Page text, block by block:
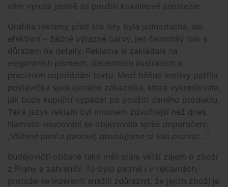
vám vyndal jedině za použití kokainové anestezie.
Grafika reklamy před sto lety byla jednoduchá, ale
efektivní – žádné výrazné barvy, jen černobílý tisk s
důrazem na detaily. Reklama si zakládala na
elegantních písmech, decentních ilustracích a
precizním uspořádání textu. Mezi běžné motivy patřila
postavička spokojeného zákazníka, která vykreslovala,
jak bude kupující vypadat po použití daného produktu.
Také jazyk reklam byl mnohem zdvořilejší než dnes.
Namísto vnucování se objevovala spíše doporučení:
„Vážené paní a pánové, dovolujeme si Vás pozvat…“
Budějovičtí občané také měli stále větší zájem o zboží
z Prahy a zahraničí. To bylo patrné i v reklamách,
protože se inzerenti snažili zdůraznit, že jejich zboží je